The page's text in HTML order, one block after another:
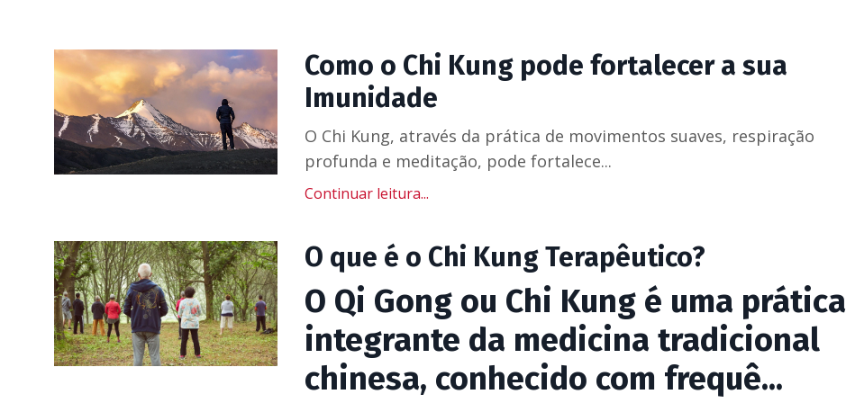
Como o Chi Kung pode fortalecer a sua
Imunidade
O Chi Kung, através da prática de movimentos suaves, respiração
profunda e meditação, pode fortalece...
Continuar leitura...
O que é o Chi Kung Terapêutico?
O Qi Gong ou Chi Kung é uma prática
integrante da medicina tradicional
chinesa, conhecido com frequê...